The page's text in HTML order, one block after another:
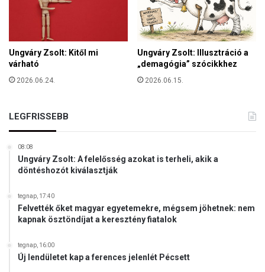
r
a
t
e
m
t
Ungváry Zsolt: Kitől mi
várható
2026.06.24.
Ungváry Zsolt: Illusztráció a
„demagógia” szócikkhez
2026.06.15.
LEGFRISSEBB
08:08
Ungváry Zsolt: A felelősség azokat is terheli, akik a
döntéshozót kiválasztják
tegnap, 17:40
Felvették őket magyar egyetemekre, mégsem jöhetnek: nem
kapnak ösztöndíjat a keresztény fiatalok
tegnap, 16:00
Új lendületet kap a ferences jelenlét Pécsett